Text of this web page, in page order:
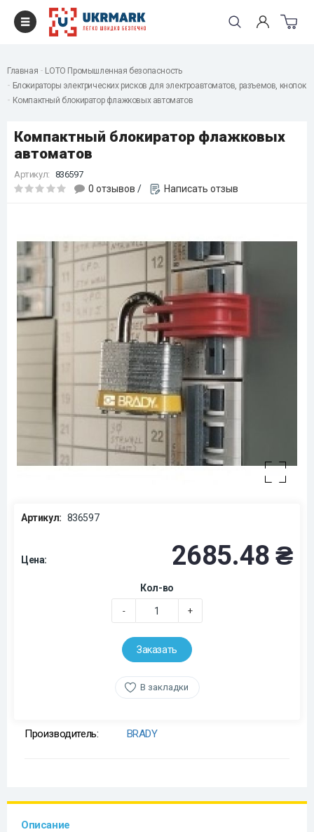
Главная
LOTO Промышленная безопасность
Блокираторы электрических рисков для электроавтоматов, разъемов, кнопок
Компактный блокиратор флажковых автоматов
Компактный блокиратор флажковых
автоматов
Артикул: 836597
0 отзывов / Написать отзыв
Артикул: 836597
Цена: 2685.48 ₴
Кол-во
- +
Заказать
В закладки
Производитель: BRADY
Описание